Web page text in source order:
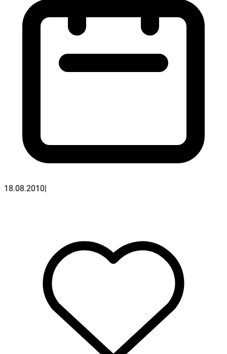
18.08.2010|